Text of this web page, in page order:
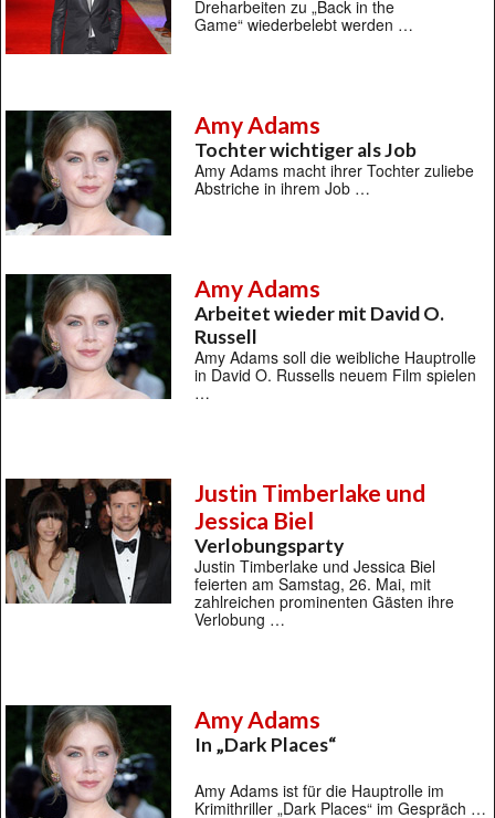
Dreharbeiten zu „Back in the
Game“ wiederbelebt werden …
Amy Adams
Tochter wichtiger als Job
Amy Adams macht ihrer Tochter zuliebe
Abstriche in ihrem Job …
Amy Adams
Arbeitet wieder mit David O.
Russell
Amy Adams soll die weibliche Hauptrolle
in David O. Russells neuem Film spielen
…
Justin Timberlake und
Jessica Biel
Verlobungsparty
Justin Timberlake und Jessica Biel
feierten am Samstag, 26. Mai, mit
zahlreichen prominenten Gästen ihre
Verlobung …
Amy Adams
In „Dark Places“
Amy Adams ist für die Hauptrolle im
Krimithriller „Dark Places“ im Gespräch …